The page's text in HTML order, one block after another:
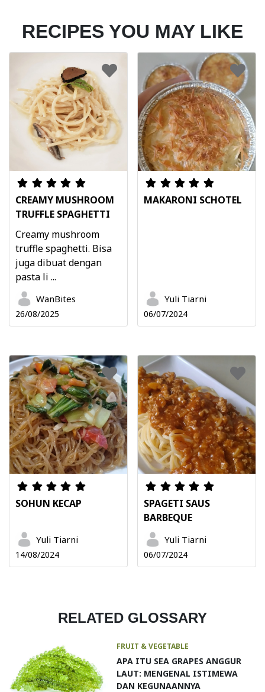
RECIPES YOU MAY LIKE
CREAMY MUSHROOM
TRUFFLE SPAGHETTI
Creamy mushroom
truffle spaghetti. Bisa
juga dibuat dengan
pasta li ...
WanBites
26/08/2025
MAKARONI SCHOTEL
Yuli Tiarni
06/07/2024
SOHUN KECAP
Yuli Tiarni
14/08/2024
SPAGETI SAUS
BARBEQUE
Yuli Tiarni
06/07/2024
RELATED GLOSSARY
FRUIT & VEGETABLE
APA ITU SEA GRAPES ANGGUR
LAUT: MENGENAL ISTIMEWA
DAN KEGUNAANNYA